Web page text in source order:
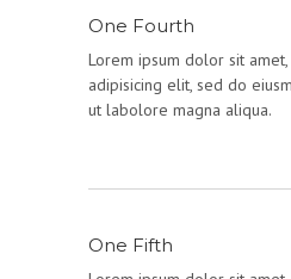
One Fourth
Lorem ipsum dolor sit
adipisicing elit, sed do
ut labolore magna aliqua.
One Fifth